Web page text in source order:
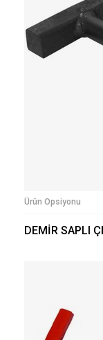
Ürün Opsiyonu
DEMİR SAPLI